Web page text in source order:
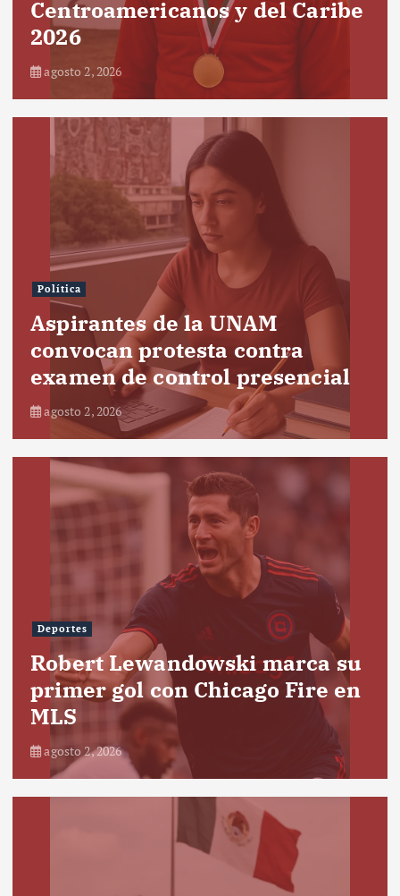
Centroamericanos y del Caribe
2026
agosto 2, 2026
Política
Aspirantes de la UNAM
convocan protesta contra
examen de control presencial
agosto 2, 2026
Deportes
Robert Lewandowski marca su
primer gol con Chicago Fire en
MLS
agosto 2, 2026